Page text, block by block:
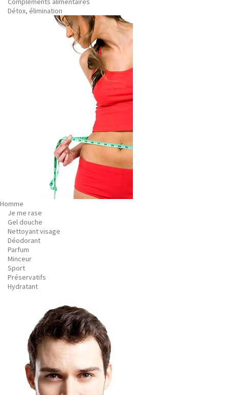
Détox, élimination
Homme
Je me rase
Gel douche
Nettoyant visage
Déodorant
Parfum
Minceur
Sport
Préservatifs
Hydratant